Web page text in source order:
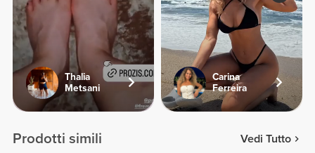
Thalia
Metsani
Carina
Ferreira
Prodotti simili Vedi Tutto